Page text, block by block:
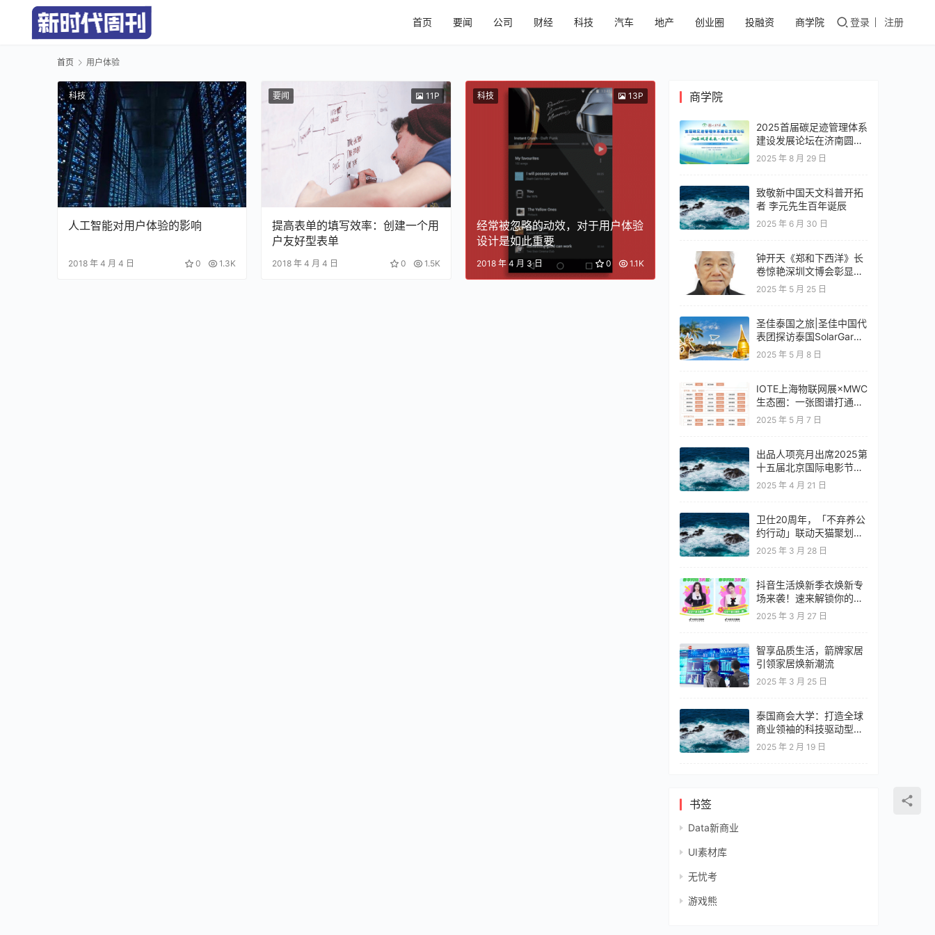
首页 要闻 公司 财经 科技 汽车 地产 创业圈 投融资 商学院 登录 注册
首页 用户体验
科技
人工智能对用户体验的影响
2018 年 4 月 4 日 0 1.3K
11P
要闻
提高表单的填写效率：创建一个用
户友好型表单
2018 年 4 月 4 日 0 1.5K
13P
科技
经常被忽略的动效，对于用户体验
设计是如此重要
2018 年 4 月 3 日 0 1.1K
商学院
2025首届碳足迹管理体系
建设发展论坛在济南圆满
落幕，共绘零碳转型新蓝
2025 年 8 月 29 日
致敬新中国天文科普开拓
者 李元先生百年诞辰
2025 年 6 月 30 日
钟开天《郑和下西洋》长
卷惊艳深圳文博会彰显云
南文化自信
2025 年 5 月 25 日
圣佳泰国之旅|圣佳中国代
表团探访泰国SolarGard
旗舰店
2025 年 5 月 8 日
IOTE上海物联网展×MWC
生态圈：一张图谱打通移
动通信+物联网产业全链
2025 年 5 月 7 日
出品人项亮月出席2025第
十五届北京国际电影节开
幕式红毯惊艳亮相
2025 年 4 月 21 日
卫仕20周年，「不弃养公
约行动」联动天猫聚划算
欢聚日
2025 年 3 月 28 日
抖音生活焕新季衣焕新专
场来袭！速来解锁你的春
日OOTD！
2025 年 3 月 27 日
智享品质生活，箭牌家居
引领家居焕新潮流
2025 年 3 月 25 日
泰国商会大学：打造全球
商业领袖的科技驱动型教
育高地
2025 年 2 月 19 日
书签
Data新商业
UI素材库
无忧考
游戏熊